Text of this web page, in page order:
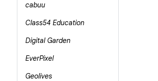
cabuu
Class54 Education
Digital Garden
EverPixel
Geolives